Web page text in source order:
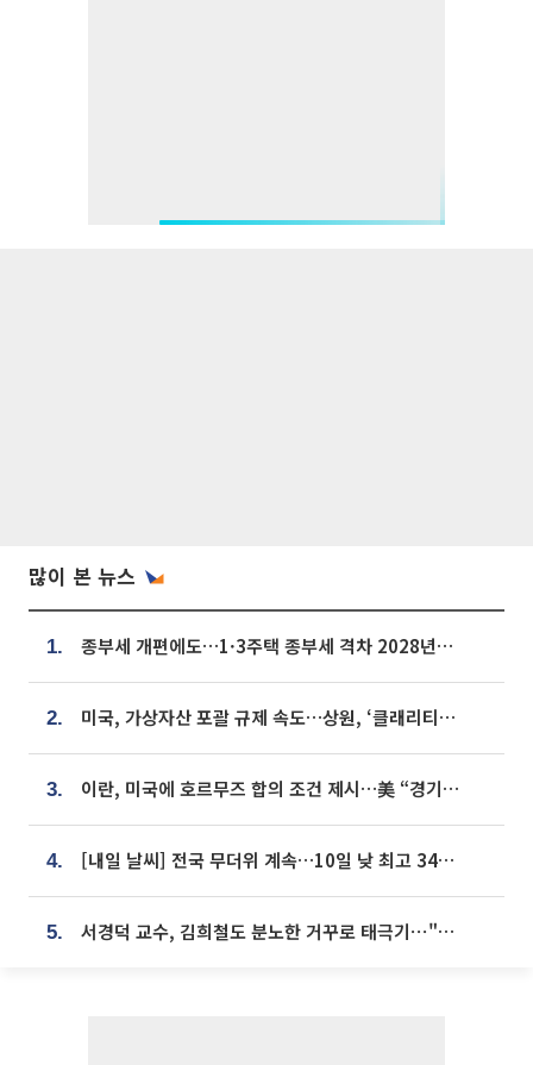
많이 본 뉴스
1. 종부세 개편에도…1·3주택 종부세 격차 2028년부터 확대
2. 미국, 가상자산 포괄 규제 속도…상원, ‘클래리티법’ 9월 절차투표 추진
3. 이란, 미국에 호르무즈 합의 조건 제시…美 “경기 아직 안 끝나” [종합]
4. [내일 날씨] 전국 무더위 계속…10일 낮 최고 34도 육박
5. 서경덕 교수, 김희철도 분노한 거꾸로 태극기⋯"엉터리는 아냐, 아쉬울 뿐"